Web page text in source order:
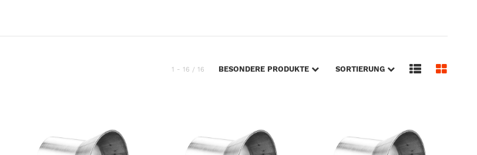
1 - 16 / 16 BESONDERE PRODUKTE SORTIERUNG